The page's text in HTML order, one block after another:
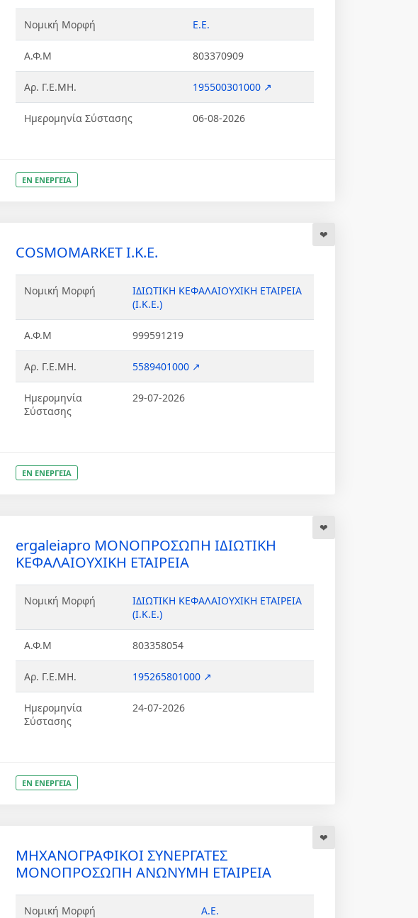
Νομική Μορφή Ε.Ε.
Α.Φ.Μ 803370909
Αρ. Γ.Ε.ΜΗ. 195500301000 ↗
Ημερομηνία Σύστασης 06-08-2026
ΕΝ ΕΝΕΡΓΕΙΑ
COSMOMARKET Ι.Κ.Ε.
Νομική Μορφή
ΙΔΙΩΤΙΚΗ ΚΕΦΑΛΑΙΟΥΧΙΚΗ ΕΤΑΙΡΕΙΑ
(Ι.Κ.Ε.)
Α.Φ.Μ 999591219
Αρ. Γ.Ε.ΜΗ. 5589401000 ↗
Ημερομηνία
Σύστασης
29-07-2026
ΕΝ ΕΝΕΡΓΕΙΑ
ergaleiapro ΜΟΝΟΠΡΟΣΩΠΗ ΙΔΙΩΤΙΚΗ
ΚΕΦΑΛΑΙΟΥΧΙΚΗ ΕΤΑΙΡΕΙΑ
Νομική Μορφή
ΙΔΙΩΤΙΚΗ ΚΕΦΑΛΑΙΟΥΧΙΚΗ ΕΤΑΙΡΕΙΑ
(Ι.Κ.Ε.)
Α.Φ.Μ 803358054
Αρ. Γ.Ε.ΜΗ. 195265801000 ↗
Ημερομηνία
Σύστασης
24-07-2026
ΕΝ ΕΝΕΡΓΕΙΑ
ΜΗΧΑΝΟΓΡΑΦΙΚΟΙ ΣΥΝΕΡΓΑΤΕΣ
ΜΟΝΟΠΡΟΣΩΠΗ ΑΝΩΝΥΜΗ ΕΤΑΙΡΕΙΑ
Νομική Μορφή Α.Ε.